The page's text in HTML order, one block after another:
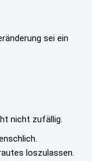
sei ein
nicht zufällig.
loszulassen.